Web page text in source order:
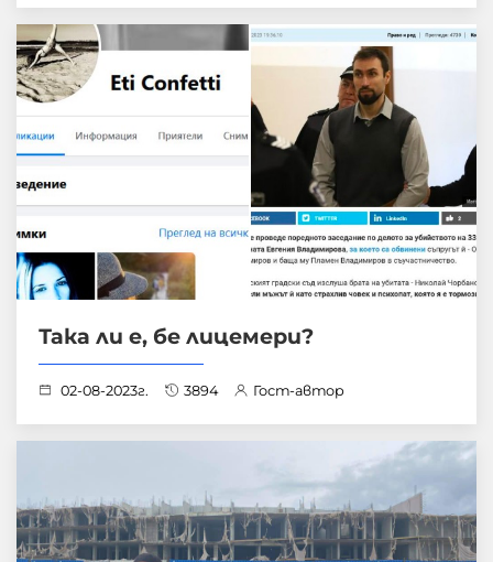
Така ли е, бе лицемери?
02-08-2023г. 3894 Гост-автор